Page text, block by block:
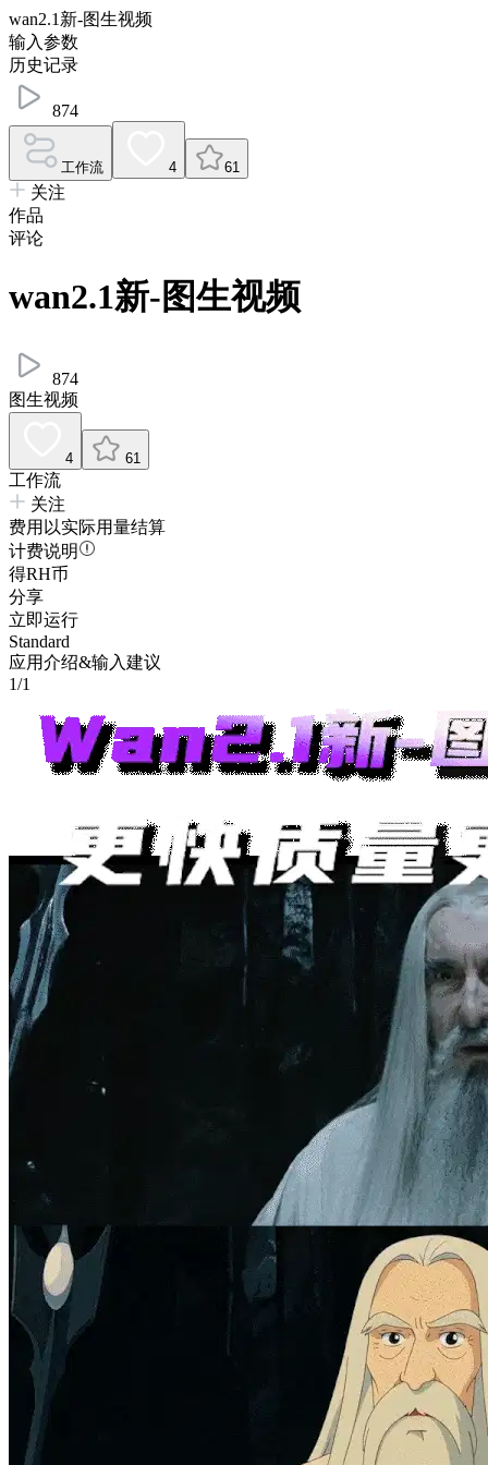
wan2.1新-图生视频
输入参数
历史记录
874
工作流 4 61
关注
作品
评论
wan2.1新-图生视频
874
图生视频
4 61
工作流
关注
费用以实际用量结算
计费说明
得RH币
分享
立即运行
Standard
应用介绍&输入建议
1/1